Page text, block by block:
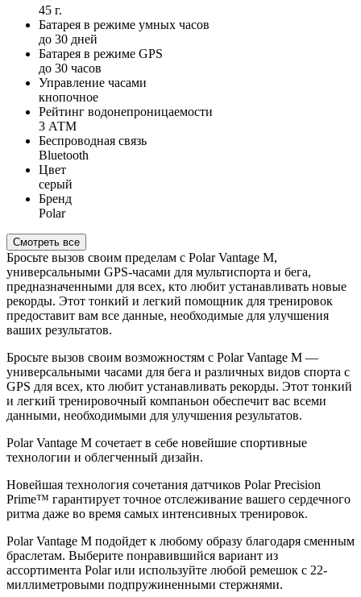
45 г.
Батарея в режиме умных часов
до 30 дней
Батарея в режиме GPS
до 30 часов
Управление часами
кнопочное
Рейтинг водонепроницаемости
3 АТМ
Беспроводная связь
Bluetooth
Цвет
серый
Бренд
Polar
Смотреть все
Бросьте вызов своим пределам с Polar Vantage M,
универсальными GPS-часами для мультиспорта и бега,
предназначенными для всех, кто любит устанавливать новые
рекорды. Этот тонкий и легкий помощник для тренировок
предоставит вам все данные, необходимые для улучшения
ваших результатов.
Бросьте вызов своим возможностям с Polar Vantage M —
универсальными часами для бега и различных видов спорта с
GPS для всех, кто любит устанавливать рекорды. Этот тонкий
и легкий тренировочный компаньон обеспечит вас всеми
данными, необходимыми для улучшения результатов.
Polar Vantage M сочетает в себе новейшие спортивные
технологии и облегченный дизайн.
Новейшая технология сочетания датчиков Polar Precision
Prime™ гарантирует точное отслеживание вашего сердечного
ритма даже во время самых интенсивных тренировок.
Polar Vantage M подойдет к любому образу благодаря сменным
браслетам. Выберите понравившийся вариант из
ассортимента Polar или используйте любой ремешок с 22-
миллиметровыми подпружиненными стержнями.